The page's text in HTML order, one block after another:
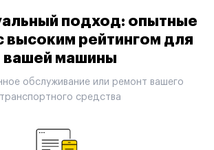
подход: опытные
высоким рейтингом для
вашей машины
обслуживание или ремонт вашего
транспортного средства